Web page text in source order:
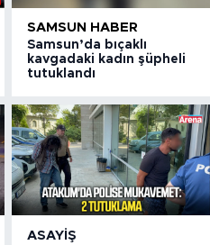
SAMSUN HABER
Samsun’da bıçaklı
kavgadaki kadın şüpheli
tutuklandı
ASAYIŞ